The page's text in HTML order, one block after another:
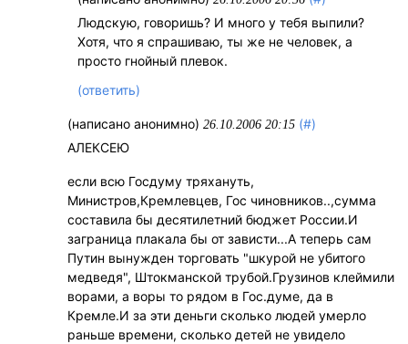
Людскую, говоришь? И много у тебя выпили?
Хотя, что я спрашиваю, ты же не человек, а
просто гнойный плевок.
(ответить)
(написано анонимно)26.10.2006 20:15 (#)
АЛЕКСЕЮ
если всю Госдуму тряхануть,
Министров,Кремлевцев, Гос чиновников..,сумма
составила бы десятилетний бюджет России.И
заграница плакала бы от зависти...А теперь сам
Путин вынужден торговать "шкурой не убитого
медведя", Штокманской трубой.Грузинов клеймили
ворами, а воры то рядом в Гос.думе, да в
Кремле.И за эти деньги сколько людей умерло
раньше времени, сколько детей не увидело